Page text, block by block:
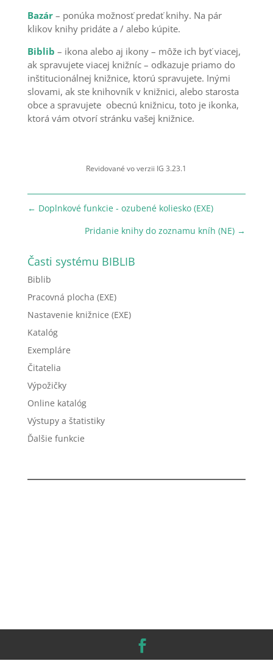
Bazár – ponúka možnosť predať knihy. Na pár
klikov knihy pridáte a / alebo kúpite.
Biblib – ikona alebo aj ikony – môže ich byť viacej,
ak spravujete viacej knižníc – odkazuje priamo do
inštitucionálnej knižnice, ktorú spravujete. Inými
slovami, ak ste knihovník v knižnici, alebo starosta
obce a spravujete obecnú knižnicu, toto je ikonka,
ktorá vám otvorí stránku vašej knižnice.
Revidované vo verzii IG 3.23.1
← Doplnkové funkcie - ozubené koliesko (EXE)
Pridanie knihy do zoznamu kníh (NE) →
Časti systému BIBLIB
Biblib
Pracovná plocha (EXE)
Nastavenie knižnice (EXE)
Katalóg
Exempláre
Čitatelia
Výpožičky
Online katalóg
Výstupy a štatistiky
Ďalšie funkcie